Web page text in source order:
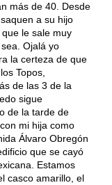
más de 40. Desde
a su hijo
le sale muy
Ojalá yo
la certeza de que
Topos,
de las 3 de la
sigue
de la tarde de
mi hija como
Álvaro Obregón
que se cayó
Estamos
casco amarillo, el